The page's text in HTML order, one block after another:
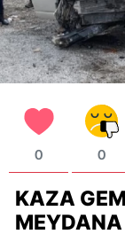
0 0
KAZA
MEYDANA